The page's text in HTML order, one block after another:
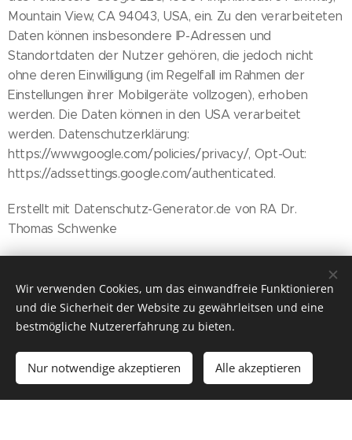
Mountain View, CA 94043, USA, ein. Zu den verarbeiteten
Daten können insbesondere IP-Adressen und
Standortdaten der Nutzer gehören, die jedoch nicht
ohne deren Einwilligung (im Regelfall im Rahmen der
Einstellungen ihrer Mobilgeräte vollzogen), erhoben
werden. Die Daten können in den USA verarbeitet
werden. Datenschutzerklärung:
https://www.google.com/policies/privacy/, Opt-Out:
https://adssettings.google.com/authenticated.
Erstellt mit Datenschutz-Generator.de von RA Dr.
Thomas Schwenke
Cookies
Wir verwenden Cookies, um das einwandfreie Funktionieren
und die Sicherheit der Website zu gewährleitsen und eine
bestmögliche Nutzererfahrung zu bieten.
Nur notwendige akzeptieren Alle akzeptieren